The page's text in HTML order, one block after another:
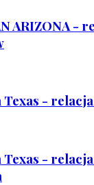
ARIZONA -
-
-